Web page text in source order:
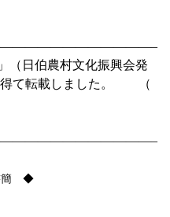
（日伯農村文化振興会発
得て転載しました。 （
簡 ◆